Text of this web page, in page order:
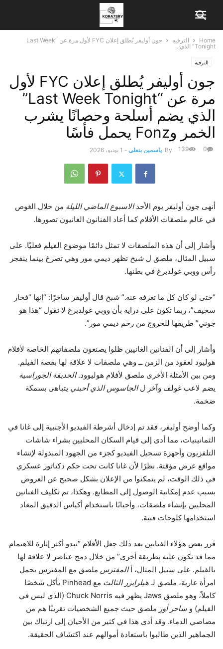
Home الترفيه
جون أوليفر يُطلق إعلان FYC لأول مرة عن “Last Week
Tonight” الذي...
الترفيه
جون أوليفر يُطلق إعلان FYC لأول
مرة عن “Last Week Tonight”
الذي يضم أسلحة وحصانًا يشرب
الخمر وFonz يحمل فأسًا
By ياسمين بنعلي - 1 يونيو، 2026 0
139
أنهى جون أوليفر يوم الأحدالاسبوع الماضي الليلة من خلال الغوص
في عالم ملصقات الأفلام كما أعاد الفنانون الغانيون تصورها.
وأشار إلى أن هذه الملصقات لا تمثل دائمًا موضوع الفيلم فعليًا. على
سبيل المثال، ملصق ل شبح تظهر ديمي مور وهي تصرخ بينما ينفجر
رأس ووبي غولدبرغ في بطنها.
“حتى لو كان كل ما تعرفه عنه.” شبح قال أوليفر ساخرًا: “إنها “فخار
سخيف”، ربما تكون على دراية بأن ووبي غولدبرغ لا تقول “هذا هو
جوني” طريقها للخروج من رحم ديمي مور”.
وأشار إلى أن الفنانين الغانيين ظلوا يصنعون ملصقاتهم الخاصة لأفلام
هوليود لعقود من الزمن ــ وهي ملصقات لا علاقة لها بقصة الفيلم.
ومن بين الأمثلة الأخرى ملصق لأفلام هوليوود.الحديقة الجوراسية
يضم لاعب غولف وآخر لالجاسوس الذي أحبني يتباهى بسمكة
ضخمة.
وكما أوضح أوليفر، فقد تم إدخال أشرطة الفيديو الأجنبية إلى غانا في
الثمانينيات، مما أدى إلى قيام السكان المحليين بشراء شاشات
التلفزيون وأجهزة تسجيل الفيديو كجزء من الجهود المبذولة لإنشاء
مواقع عرض مؤقتة. نظرًا لأن غانا كانت تحت حكم دكتاتور عسكري
في ذلك الوقت، لم يتمكنوا من الإعلان بشكل صحيح عن العروض
بسبب عدم إمكانية الوصول إلى المطابع. وهكذا، تم تكليف الفنانين
المحليين بإنشاء ملصقات، وأحيانًا باستخدام أكياس الدقيق المعاد
استخدامها كلوحات فنية.
قرر بعض هؤلاء الفنانين بعد ذلك جعل الأفلام “تبدو أكثر إثارة للاهتمام
مما قد تكون عليه بطريقة أخرى” من خلال دمج عناصر لا علاقة لها
بالفيلم. على سبيل المثال، أالمفترس ملصق مع المفترس يحمل
امرأة عارية، ملصق لـهيلرايزر الثالث
مع Pinhead يأكل شخصًا
كاملاً، وهو ملصق Jaws يظهر فيه Chuck Norris (الذي ليس في
الفيلم) و ساحر أوز ملصق حيث جميع الشخصيات تقريبًا هم من
مصاصي الدماء. وقد أدى هذا في كثير من الأحيان إلى ارتباك بين
الجماهير الذين طالبوا باستعادة أموالهم عند اكتشاف الحقيقة.